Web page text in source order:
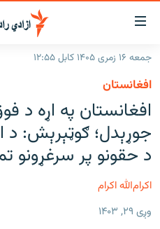
د
لاسرسۍ
وړ
لېنکونه
متن
ته
ورتلل
اصلي
مېنو
ته
ورتلل
راپورونه
افغانستان
سیمه
منځنی ختیځ
افغانستان
نړۍ
د خپرونو جدول
مرکې
جمعه ۱۶ زمری ۱۴۰۵ کابل ۱۲:۵۵
افغانستان
افغانستان په اړه د
جوړېدل؛ ګوټېرېش: د
د حقونو پر سرغړونو
اکرام‌الله اکرام
وږی ۲۹, ۱۴۰۳